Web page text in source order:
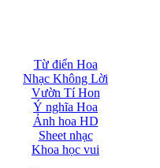
Từ điển Hoa
Nhạc Không Lời
Vườn Tí Hon
Ý nghĩa Hoa
Ảnh hoa HD
Sheet nhạc
Khoa học vui